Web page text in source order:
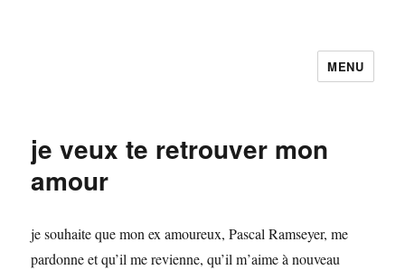
Faire et Ecrire un voeu gratuitement
MENU
je veux te retrouver mon
amour
je souhaite que mon ex amoureux, Pascal Ramseyer, me
pardonne et qu’il me revienne, qu’il m’aime à nouveau